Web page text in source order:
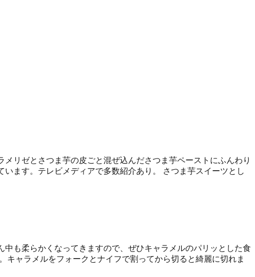
リゼとさつま芋の皮ごと混ぜ込んださつま芋ペーストにふんわり
ます。テレビメディアで多数紹介あり。 さつま芋スイーツとし
も柔らかくなってきますので、ぜひキャラメルのパリッとした食
ャラメルをフォークとナイフで割ってから切ると綺麗に切れま